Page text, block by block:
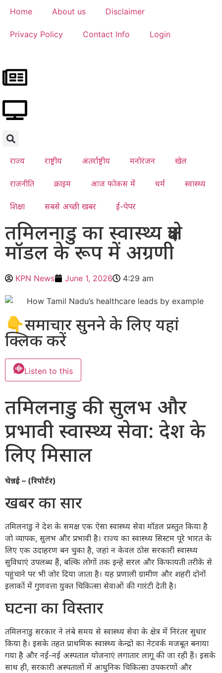
Home About us Disclaimer
Privacy Policy Contact Info Login
राज्य राष्ट्रीय अंतर्राष्ट्रीय मनोरंजन खेल
राजनीति क्राइम आज फोकस में धर्म स्वास्थ्य
शिक्षा सबसे अच्छी खबर ई-पेपर
तमिलनाडु का स्वास्थ्य क्षेत्र
मॉडल के रूप में अग्रणी
KPN News June 1, 2026 4:29 am
👇समाचार सुनने के लिए यहां
क्लिक करें
Listen to this
तमिलनाडु की सुलभ और
प्रभावी स्वास्थ्य सेवा: देश के
लिए मिसाल
चेन्नई – (रिपोर्टर)
खबर का सार
तमिलनाडु ने देश के समक्ष एक ऐसा स्वास्थ्य सेवा मॉडल प्रस्तुत किया है
जो व्यापक, सुलभ और प्रभावी है। राज्य का स्वास्थ्य सिस्टम पूरे भारत के
लिए एक उदाहरण बन चुका है, जहां न केवल ठोस सरकारी स्वास्थ्य
सुविधाएं उपलब्ध हैं, बल्कि लोगों तक इन्हें सरल और किफायती तरीके से
पहुंचाने पर भी जोर दिया जाता है। यह प्रणाली ग्रामीण और शहरी दोनों
इलाकों में गुणवत्ता युक्त चिकित्सा सेवाओं की गारंटी देती है।
घटना का विस्तार
तमिलनाडु सरकार ने लंबे समय से स्वास्थ्य सेवा के क्षेत्र में निरंतर सुधार
किया है। इसके तहत प्राथमिक स्वास्थ्य केन्द्रो का नेटवर्क मजबूत बनाया
गया है और नई-नई अस्पताल योजनाएं लगातार लागू की जा रही हैं। इसके
साथ ही, सरकारी अस्पतालों में आधुनिक चिकित्सा उपकरणों और